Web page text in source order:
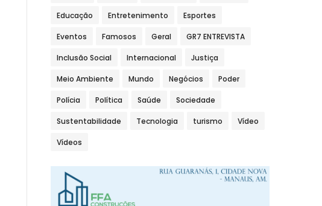
Educação Entretenimento Esportes
Eventos Famosos Geral GR7 ENTREVISTA
Inclusão Social Internacional Justiça
Meio Ambiente Mundo Negócios Poder
Polícia Política Saúde Sociedade
Sustentabilidade Tecnologia turismo Vídeo
Vídeos